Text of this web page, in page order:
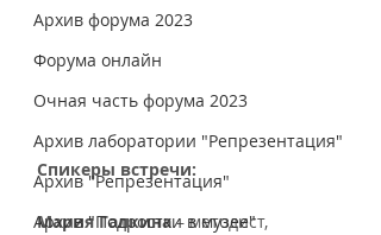
Архив форума 2023
Форума онлайн
Очная часть форума 2023
Архив лаборатории "Репрезентация"
Архив "Репрезентация"
Архив "Подростки в музее"
Спикеры встречи:
Мария Галкина – методист,